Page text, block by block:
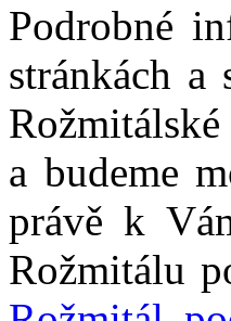
Podrobné
stránkách a
a budeme
právě k
Rožmitálu